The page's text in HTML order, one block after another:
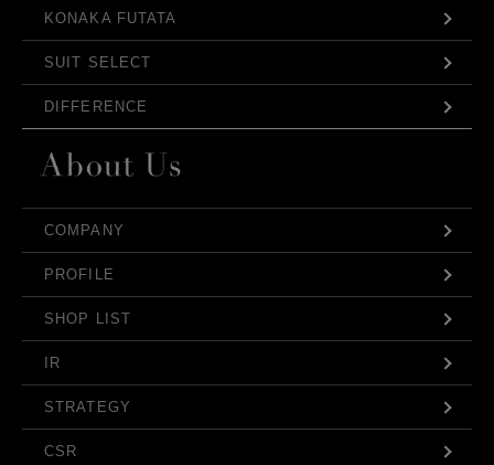
KONAKA FUTATA
SUIT SELECT
DIFFERENCE
COMPANY
PROFILE
SHOP LIST
IR
STRATEGY
CSR